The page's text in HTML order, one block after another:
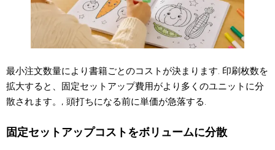
最小注文数量により書籍ごとのコストが決まります. 印刷枚数を
拡大すると、固定セットアップ費用がより多くのユニットに分
散されます。, 頭打ちになる前に単価が急落する.
固定セットアップコストをボリュームに分散